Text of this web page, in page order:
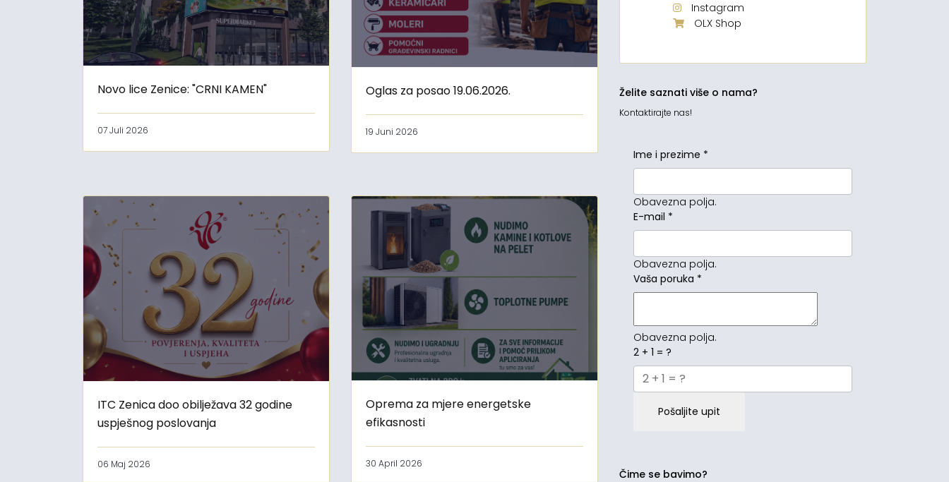
Novo lice Zenice: "CRNI KAMEN"
07 Juli 2026
Oglas za posao 19.06.2026.
19 Juni 2026
ITC Zenica doo obilježava 32 godine
uspješnog poslovanja
06 Maj 2026
Oprema za mjere energetske
efikasnosti
30 April 2026
Instagram
OLX Shop
Želite saznati više o nama?
Kontaktirajte nas!
Ime i prezime *
Obavezna polja.
E-mail *
Obavezna polja.
Vaša poruka *
Obavezna polja.
2 + 1 = ?
Pošaljite upit
Čime se bavimo?